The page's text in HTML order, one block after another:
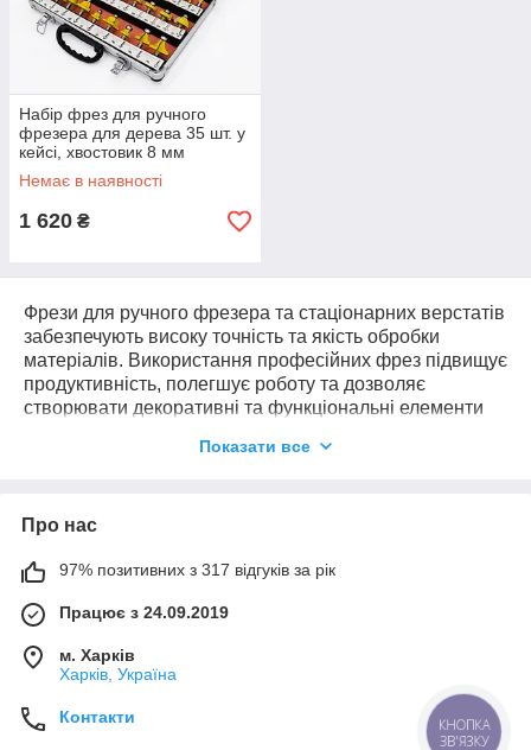
Набір фрез для ручного
фрезера для дерева 35 шт. у
кейсі, хвостовик 8 мм
Немає в наявності
1 620 ₴
Фрези для ручного фрезера та стаціонарних верстатів
забезпечують високу точність та якість обробки
матеріалів. Використання професійних фрез підвищує
продуктивність, полегшує роботу та дозволяє
створювати декоративні та функціональні елементи
Показати все
Про нас
97% позитивних з 317 відгуків за рік
Працює з 24.09.2019
м. Харків
Харків, Україна
Контакти
КНОПКА
ЗВ'ЯЗКУ